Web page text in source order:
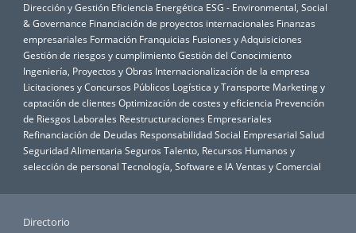
Dirección y Gestión Eficiencia Energética ESG - Environmental, Social
& Governance Financiación de proyectos internacionales Finanzas
empresariales Formación Franquicias Fusiones y Adquisiciones
Gestión de riesgos y cumplimientoGestión del Conocimiento
Ingeniería, Proyectos y Obras Internacionalización de la empresa
Licitaciones y Concursos Públicos Logística y Transporte Marketing y
captación de clientes Optimización de costes y eficiencia Prevención
de Riesgos Laborales Reestructuraciones Empresariales
Refinanciación de Deudas Responsabilidad Social Empresarial Salud
Seguridad Alimentaria Seguros Talento, Recursos Humanos y
selección de personal Tecnología, Software e IA Ventas y Comercial
Directorio